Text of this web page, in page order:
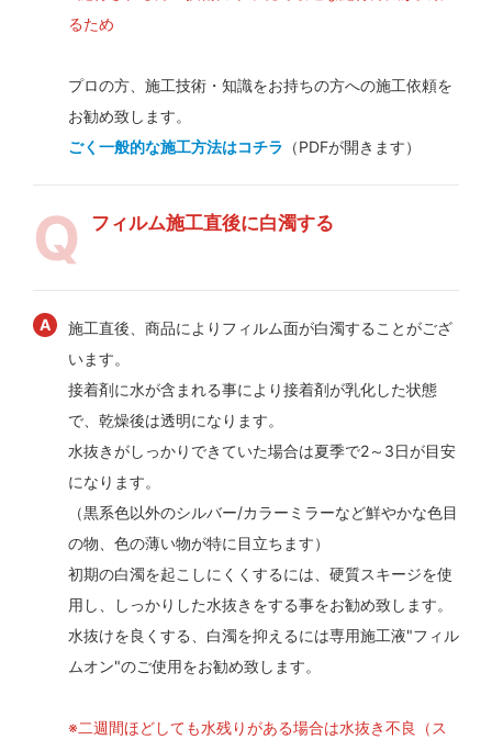
るため
プロの方、施工技術・知識をお持ちの方への施工依頼を
お勧め致します。
ごく一般的な施工方法はコチラ （PDFが開きます）
フィルム施工直後に白濁する
施工直後、商品によりフィルム面が白濁することがござ
います。
接着剤に水が含まれる事により接着剤が乳化した状態
で、乾燥後は透明になります。
水抜きがしっかりできていた場合は夏季で2～3日が目安
になります。
（黒系色以外のシルバー/カラーミラーなど鮮やかな色目
の物、色の薄い物が特に目立ちます）
初期の白濁を起こしにくくするには、硬質スキージを使
用し、しっかりした水抜きをする事をお勧め致します。
水抜けを良くする、白濁を抑えるには専用施工液"フィル
ムオン"のご使用をお勧め致します。
※二週間ほどしても水残りがある場合は水抜き不良（ス